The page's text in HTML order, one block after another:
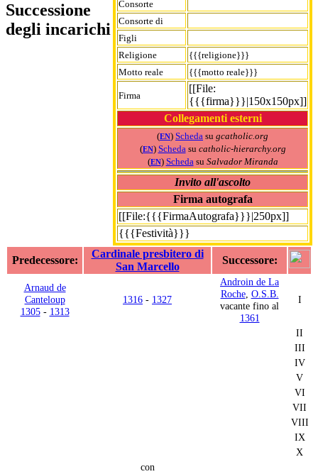
Consorte
Consorte di
Figli
Religione
{{{religione}}}
Motto reale
{{{motto reale}}}
Firma
[[File:
{{{firma}}}|150x150px]]
Collegamenti esterni
(EN) Scheda su gcatholic.org
(EN) Scheda su catholic-hierarchy.org
(EN) Scheda su Salvador Miranda
Invito all'ascolto
Firma autografa
[[File:{{{FirmaAutografa}}}|250px]]
{{{Festività}}}
Successione
degli incarichi
Predecessore:
Cardinale presbitero di
San Marcello
Successore:
Arnaud de
Canteloup
1305- 1313
1316 - 1327
Androin de La
Roche, O.S.B.
vacante fino al
1361
I
II
III
IV
V
VI
VII
VIII
IX
X
con